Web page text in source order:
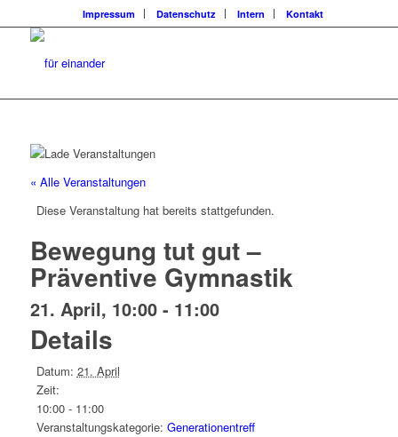
Impressum Datenschutz Intern Kontakt
« Alle Veranstaltungen
Diese Veranstaltung hat bereits stattgefunden.
Bewegung tut gut –
Präventive Gymnastik
21. April, 10:00- 11:00
Details
Datum: 21. April
Zeit:
10:00 - 11:00
Veranstaltungskategorie: Generationentreff